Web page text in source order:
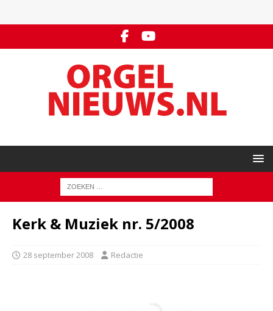
Kerk & Muziek nr. 5/2008
28 september 2008 Redactie